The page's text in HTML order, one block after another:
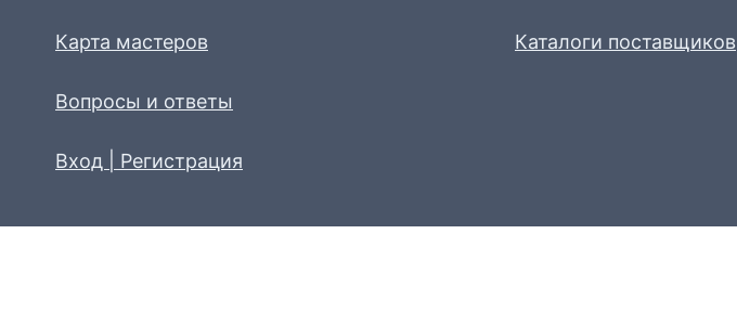
Карта мастеров
Вопросы и ответы
Вход | Регистрация
Каталоги поставщиков